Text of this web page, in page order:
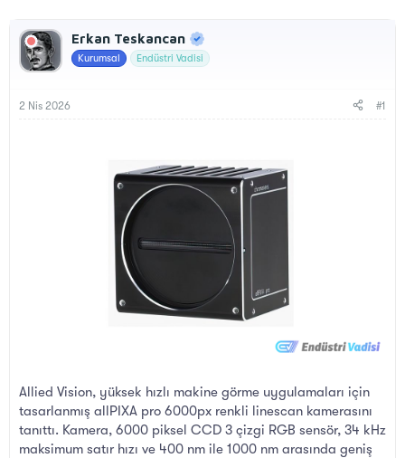
u
y
u
a
l
a
r
h
Erkan Teskancan
Kurumsal Endüstri Vadisi
2 Nis 2026 #1
Allied Vision, yüksek hızlı makine görme uygulamaları için
tasarlanmış allPIXA pro 6000px renkli linescan kamerasını
tanıttı. Kamera, 6000 piksel CCD 3 çizgi RGB sensör, 34 kHz
maksimum satır hızı ve 400 nm ile 1000 nm arasında geniş